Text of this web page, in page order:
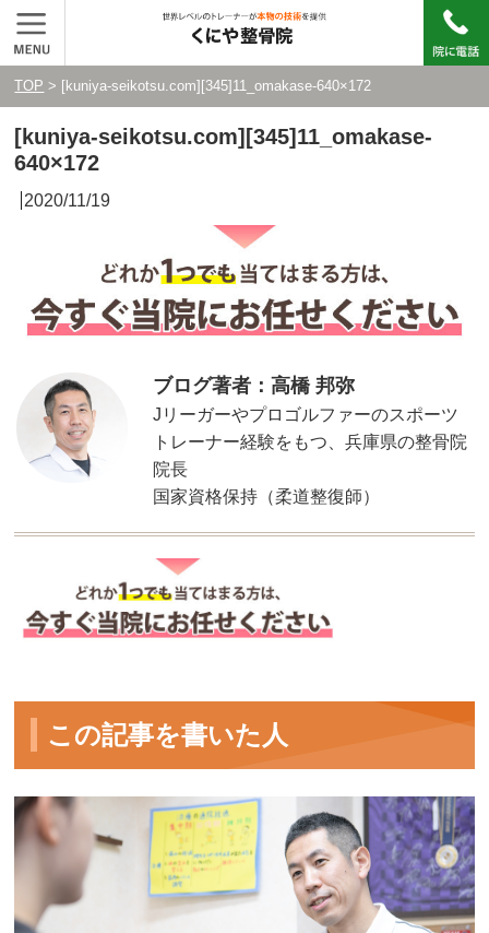
TOP > [kuniya-seikotsu.com][345]11_omakase-640×172
[kuniya-seikotsu.com][345]11_omakase-
640×172
2020/11/19
ブログ著者：高橋 邦弥
Jリーガーやプロゴルファーのスポーツ
トレーナー経験をもつ、兵庫県の整骨院
院長
国家資格保持（柔道整復師）
この記事を書いた人